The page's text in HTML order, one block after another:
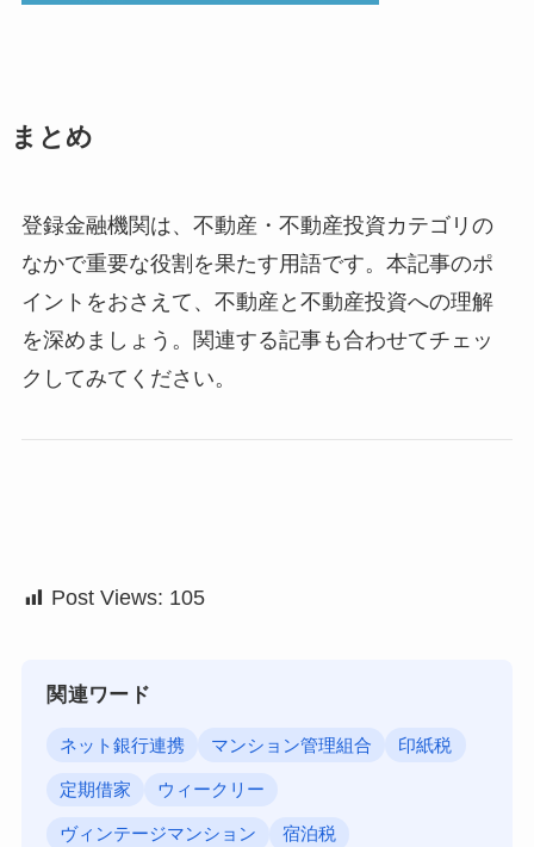
まとめ
登録金融機関は、不動産・不動産投資カテゴリの
なかで重要な役割を果たす用語です。本記事のポ
イントをおさえて、不動産と不動産投資への理解
を深めましょう。関連する記事も合わせてチェッ
クしてみてください。
Post Views: 105
関連ワード
ネット銀行連携 マンション管理組合 印紙税
定期借家 ウィークリー
ヴィンテージマンション 宿泊税